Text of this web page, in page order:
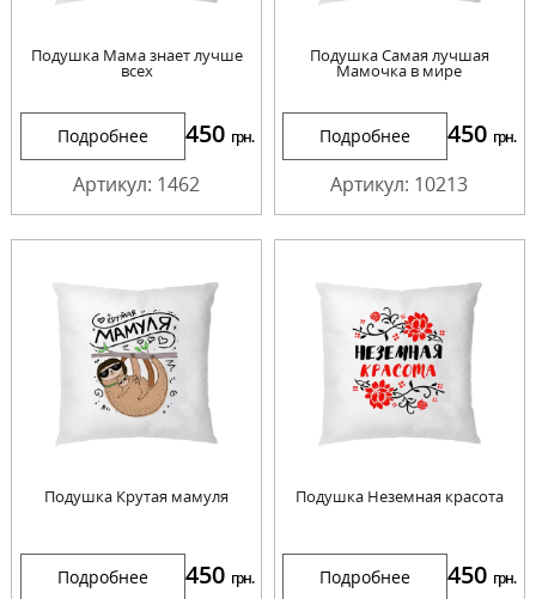
Подушка Мама знает лучше
всех
Подробнее 450 грн.
Артикул: 1462
Подушка Самая лучшая
Мамочка в мире
Подробнее 450 грн.
Артикул: 10213
Подушка Крутая мамуля
Подробнее 450 грн.
Подушка Неземная красота
Подробнее 450 грн.